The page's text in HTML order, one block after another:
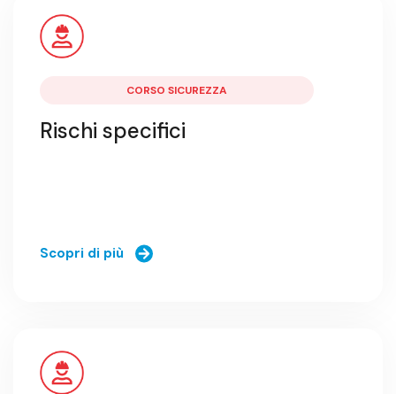
CORSO SICUREZZA
Rischi specifici
Scopri di più